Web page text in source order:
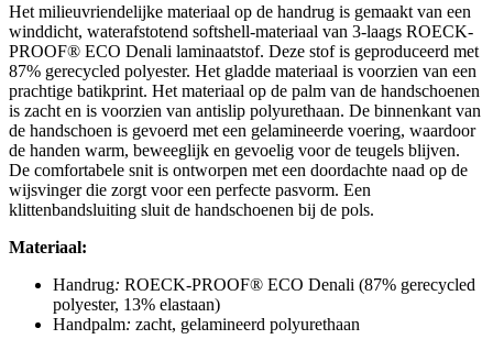
Het milieuvriendelijke materiaal op de handrug is gemaakt van een
winddicht, waterafstotend softshell-materiaal van 3-laags ROECK-
PROOF® ECO Denali laminaatstof. Deze stof is geproduceerd met
87% gerecycled polyester. Het gladde materiaal is voorzien van een
prachtige batikprint. Het materiaal op de palm van de handschoenen
is zacht en is voorzien van antislip polyurethaan. De binnenkant van
de handschoen is gevoerd met een gelamineerde voering, waardoor
de handen warm, beweeglijk en gevoelig voor de teugels blijven.
De comfortabele snit is ontworpen met een doordachte naad op de
wijsvinger die zorgt voor een perfecte pasvorm. Een
klittenbandsluiting sluit de handschoenen bij de pols.
Materiaal:
Handrug: ROECK-PROOF® ECO Denali (87% gerecycled
polyester, 13% elastaan)
Handpalm: zacht, gelamineerd polyurethaan